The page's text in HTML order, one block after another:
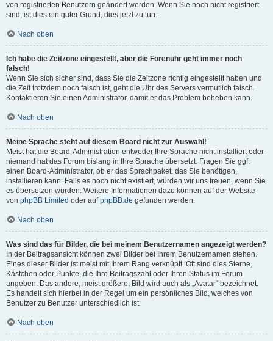
von registrierten Benutzern geändert werden. Wenn Sie noch nicht registriert
sind, ist dies ein guter Grund, dies jetzt zu tun.
Nach oben
Ich habe die Zeitzone eingestellt, aber die Forenuhr geht immer noch
falsch!
Wenn Sie sich sicher sind, dass Sie die Zeitzone richtig eingestellt haben und
die Zeit trotzdem noch falsch ist, geht die Uhr des Servers vermutlich falsch.
Kontaktieren Sie einen Administrator, damit er das Problem beheben kann.
Nach oben
Meine Sprache steht auf diesem Board nicht zur Auswahl!
Meist hat die Board-Administration entweder Ihre Sprache nicht installiert oder
niemand hat das Forum bislang in Ihre Sprache übersetzt. Fragen Sie ggf.
einen Board-Administrator, ob er das Sprachpaket, das Sie benötigen,
installieren kann. Falls es noch nicht existiert, würden wir uns freuen, wenn Sie
es übersetzen würden. Weitere Informationen dazu können auf der Website
von phpBB Limited oder aufphpBB.de gefunden werden.
Nach oben
Was sind das für Bilder, die bei meinem Benutzernamen angezeigt werden?
In der Beitragsansicht können zwei Bilder bei Ihrem Benutzernamen stehen.
Eines dieser Bilder ist meist mit Ihrem Rang verknüpft: Oft sind dies Sterne,
Kästchen oder Punkte, die Ihre Beitragszahl oder Ihren Status im Forum
angeben. Das andere, meist größere, Bild wird auch als „Avatar“ bezeichnet.
Es handelt sich hierbei in der Regel um ein persönliches Bild, welches von
Benutzer zu Benutzer unterschiedlich ist.
Nach oben